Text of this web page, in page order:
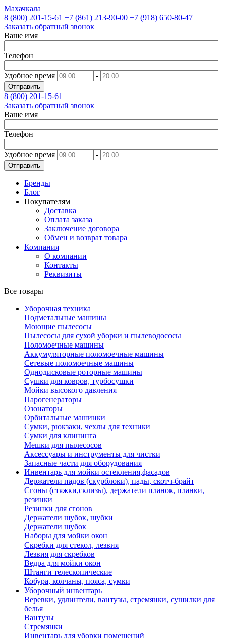
Махачкала
8 (800) 201-15-61 +7 (861) 213-90-00 +7 (918) 650-80-47
Заказать обратный звонок
Ваше имя
Телефон
Удобное время -
Отправить
8 (800) 201-15-61
Заказать обратный звонок
Ваше имя
Телефон
Удобное время -
Отправить
Бренды
Блог
Покупателям
Доставка
Оплата заказа
Заключение договора
Обмен и возврат товара
Компания
О компании
Контакты
Реквизиты
Все товары
Уборочная техника
Подметальные машины
Моющие пылесосы
Пылесосы для сухой уборки и пылеводососы
Поломоечные машины
Аккумуляторные поломоечные машины
Сетевые поломоечные машины
Однодисковые роторные машины
Сушки для ковров, турбосушки
Мойки высокого давления
Парогенераторы
Озонаторы
Орбитальные машинки
Сумки, рюкзаки, чехлы для техники
Сумки для клининга
Мешки для пылесосов
Аксессуары и инструменты для чистки
Запасные части для оборудования
Инвентарь для мойки остекления,фасадов
Держатели падов (скурблоки), пады, скотч-брайт
Сгоны (стяжки,склизы), держатели планок, планки,
резинки
Резинки для сгонов
Держатели шубок, шубки
Держатели шубок
Наборы для мойки окон
Скребки для стекол, лезвия
Лезвия для скребков
Ведра для мойки окон
Штанги телескопические
Кобура, колчаны, пояса, сумки
Уборочный инвентарь
Веревки, удлинтели, вантузы, стремянки, сушилки для
белья
Вантузы
Стремянки
Инвентарь для уборки помещений